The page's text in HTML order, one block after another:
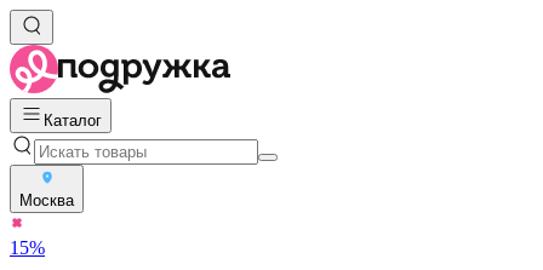
Каталог
Москва
15%